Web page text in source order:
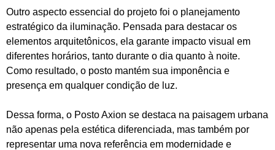
Outro aspecto essencial do projeto foi o planejamento
estratégico da iluminação. Pensada para destacar os
elementos arquitetônicos, ela garante impacto visual em
diferentes horários, tanto durante o dia quanto à noite.
Como resultado, o posto mantém sua imponência e
presença em qualquer condição de luz.
Dessa forma, o Posto Axion se destaca na paisagem urbana
não apenas pela estética diferenciada, mas também por
representar uma nova referência em modernidade e